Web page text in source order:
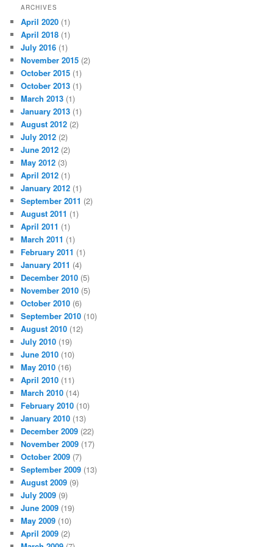
ARCHIVES
April 2020 (1)
April 2018 (1)
July 2016 (1)
November 2015 (2)
October 2015 (1)
October 2013 (1)
March 2013 (1)
January 2013 (1)
August 2012 (2)
July 2012 (2)
June 2012 (2)
May 2012 (3)
April 2012 (1)
January 2012 (1)
September 2011 (2)
August 2011 (1)
April 2011 (1)
March 2011 (1)
February 2011 (1)
January 2011 (4)
December 2010 (5)
November 2010 (5)
October 2010 (6)
September 2010 (10)
August 2010 (12)
July 2010 (19)
June 2010 (10)
May 2010 (16)
April 2010 (11)
March 2010 (14)
February 2010 (10)
January 2010 (13)
December 2009 (22)
November 2009 (17)
October 2009 (7)
September 2009 (13)
August 2009 (9)
July 2009 (9)
June 2009 (19)
May 2009 (10)
April 2009 (2)